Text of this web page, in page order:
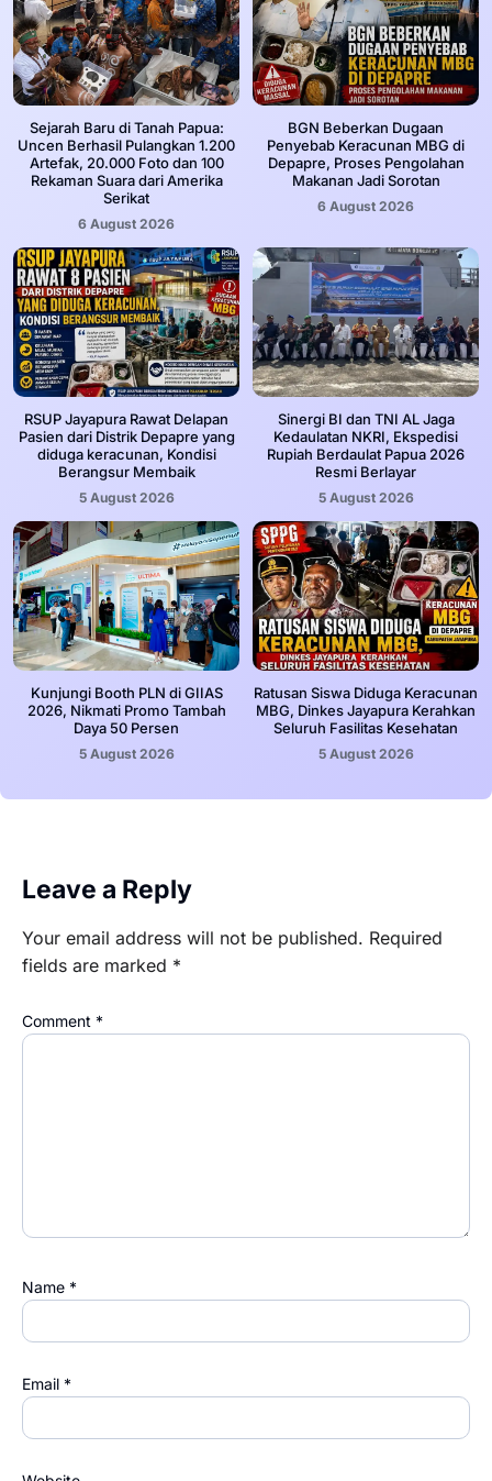
Sejarah Baru di Tanah Papua:
Uncen Berhasil Pulangkan 1.200
Artefak, 20.000 Foto dan 100
Rekaman Suara dari Amerika
Serikat
6 August 2026
BGN Beberkan Dugaan
Penyebab Keracunan MBG di
Depapre, Proses Pengolahan
Makanan Jadi Sorotan
6 August 2026
RSUP Jayapura Rawat Delapan
Pasien dari Distrik Depapre yang
diduga keracunan, Kondisi
Berangsur Membaik
5 August 2026
Sinergi BI dan TNI AL Jaga
Kedaulatan NKRI, Ekspedisi
Rupiah Berdaulat Papua 2026
Resmi Berlayar
5 August 2026
Kunjungi Booth PLN di GIIAS
2026, Nikmati Promo Tambah
Daya 50 Persen
5 August 2026
Ratusan Siswa Diduga Keracunan
MBG, Dinkes Jayapura Kerahkan
Seluruh Fasilitas Kesehatan
5 August 2026
Leave a Reply
Your email address will not be published. Required
fields are marked *
Comment *
Name *
Email *